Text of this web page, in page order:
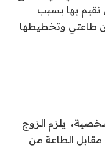
نقيم بها بسبب
طاعتي وتخطيطها
الشخصية، يلزم الزوج
الطاعة من